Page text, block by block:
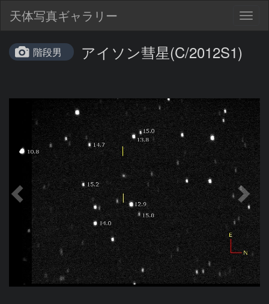
天体写真ギャラリー
階段男 アイソン彗星(C/2012S1)